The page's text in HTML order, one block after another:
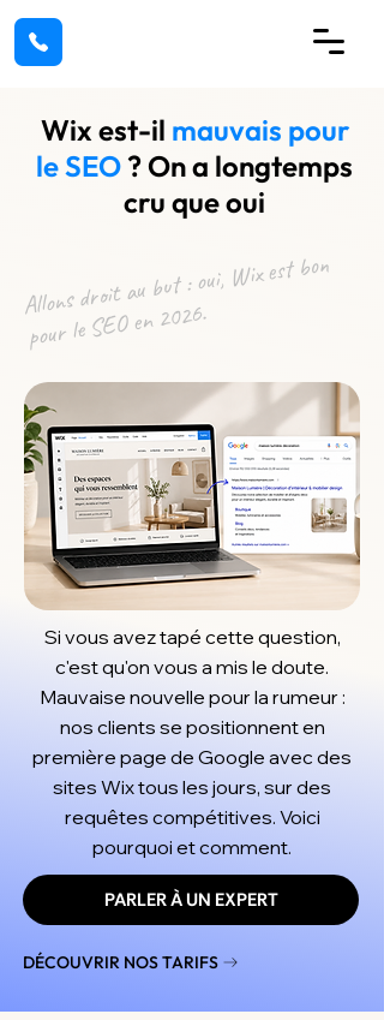
Wix est-il mauvais pour
le SEO?On a longtemps
cru que oui
Allons droit au but : oui,
Wix est bon
pour le SEO en 2026.
Si vous avez tapé cette question,
c'est qu'on vous a mis le doute.
Mauvaise nouvelle pour la rumeur :
nos clients se positionnent en
première page de Google avec des
sites Wix tous les jours, sur des
requêtes compétitives. Voici
pourquoi et comment.
PARLER À UN EXPERT
DÉCOUVRIR NOS TARIFS